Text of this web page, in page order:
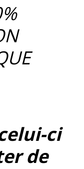
ci
de